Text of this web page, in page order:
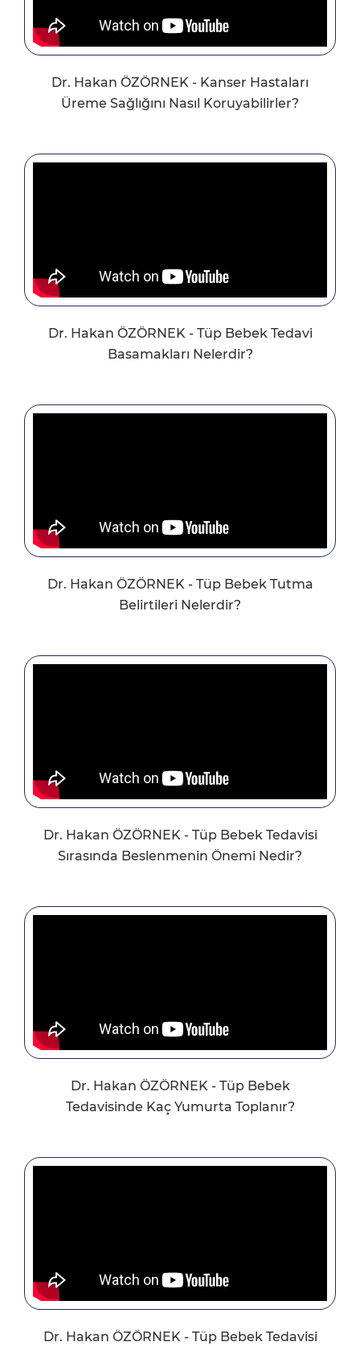
Dr. Hakan ÖZÖRNEK - Kanser Hastaları
Üreme Sağlığını Nasıl Koruyabilirler?
Dr. Hakan ÖZÖRNEK - Tüp Bebek Tedavi
Basamakları Nelerdir?
Dr. Hakan ÖZÖRNEK - Tüp Bebek Tutma
Belirtileri Nelerdir?
Dr. Hakan ÖZÖRNEK - Tüp Bebek Tedavisi
Sırasında Beslenmenin Önemi Nedir?
Dr. Hakan ÖZÖRNEK - Tüp Bebek
Tedavisinde Kaç Yumurta Toplanır?
Dr. Hakan ÖZÖRNEK - Tüp Bebek Tedavisi